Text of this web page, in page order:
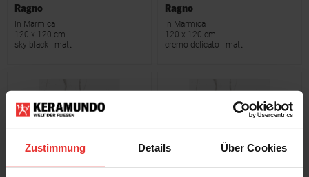
Zustimmung Details Über Cookies
Ragno
In Marmica
120 x 120 cm
sky black - matt
Ragno
In Marmica
120 x 120 cm
cremo delicato - matt